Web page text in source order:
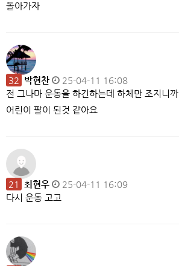
돌아가자
32 박현찬
25-04-11 16:08
전 그나마 운동을 하긴하는데 하체만 조지니까
어린이 팔이 된것 같아요
21 최현우
25-04-11 16:09
다시 운동 고고